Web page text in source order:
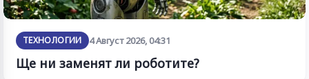
ТЕХНОЛОГИИ 4 Август 2026, 04:31
Ще ни заменят ли роботите?